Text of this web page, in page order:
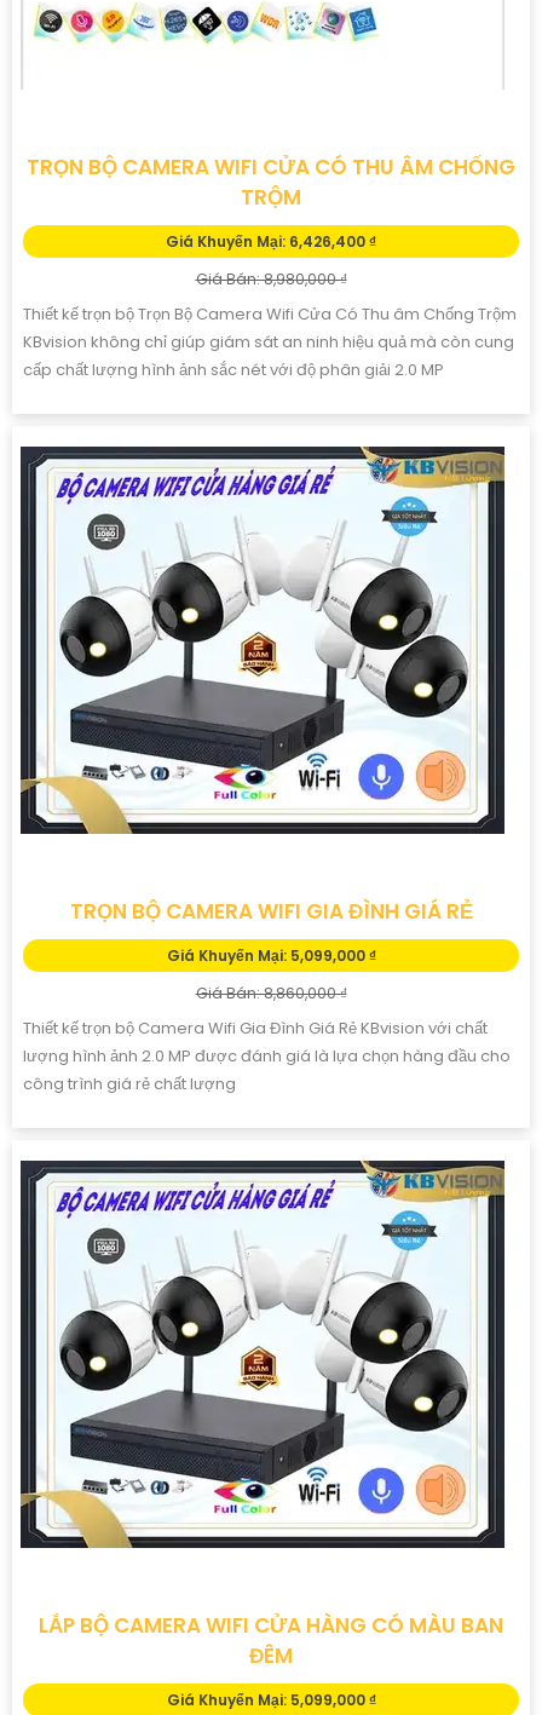
TRỌN BỘ CAMERA WIFI CỬA CÓ THU ÂM CHỐNG
TRỘM
Giá Khuyến Mại: 6,426,400 ₫
Giá Bán: 8,980,000 ₫
Thiết kế trọn bộ Trọn Bộ Camera Wifi Cửa Có Thu âm Chống Trộm
KBvision không chỉ giúp giám sát an ninh hiệu quả mà còn cung
cấp chất lượng hình ảnh sắc nét với độ phân giải 2.0 MP
TRỌN BỘ CAMERA WIFI GIA ĐÌNH GIÁ RẺ
Giá Khuyến Mại: 5,099,000 ₫
Giá Bán: 8,860,000 ₫
Thiết kế trọn bộ Camera Wifi Gia Đình Giá Rẻ KBvision với chất
lượng hình ảnh 2.0 MP được đánh giá là lựa chọn hàng đầu cho
công trình giá rẻ chất lượng
LẮP BỘ CAMERA WIFI CỬA HÀNG CÓ MÀU BAN
ĐÊM
Giá Khuyến Mại: 5,099,000 ₫